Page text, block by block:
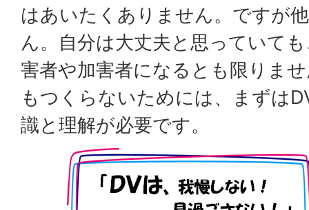
はあいたくありません。ですが
ん。自分は大丈夫と思っていて
害者や加害者になるとも限りま
もつくらないためには、まずは
識と理解が必要です。